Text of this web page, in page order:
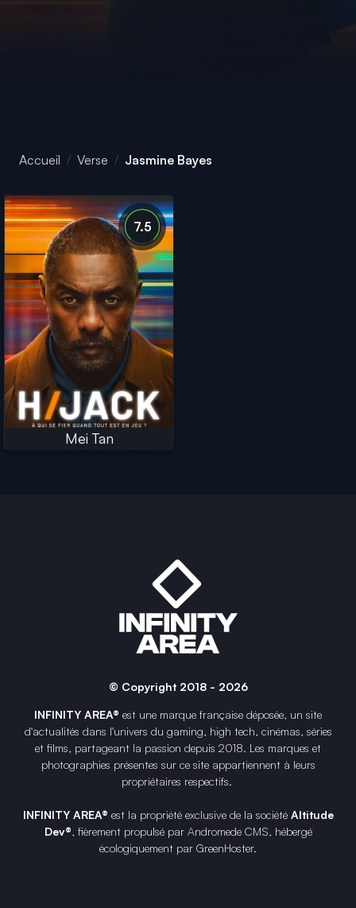
Accueil Verse Jasmine Bayes
7.5
Mei Tan
© Copyright 2018 - 2026
INFINITY AREA® est une marque française déposée, un site
d'actualités dans l'univers du gaming, high tech, cinémas, séries
et films, partageant la passion depuis 2018. Les marques et
photographies présentes sur ce site appartiennent à leurs
propriétaires respectifs.
INFINITY AREA® est la propriété exclusive de la société Altitude
Dev®, fièrement propulsé par Andromede CMS, hébergé
écologiquement par GreenHoster.